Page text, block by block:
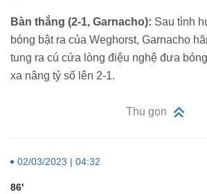
Bàn thắng (2-1, Garnacho): Sau tình
bóng bật ra của Weghorst, Garnacho
tung ra cú cứa lòng điệu nghệ đưa
xa nâng tỷ số lên 2-1.
Thu gọn
02/03/2023 | 04:32
86'